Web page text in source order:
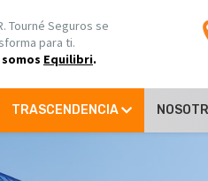
Tourné Seguros se
para ti.
somos Equilibri.
TRASCENDENCIA